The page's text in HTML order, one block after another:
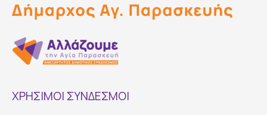
ΧΡΗΣΙΜΟΙ ΣΥΝΔΕΣΜΟΙ